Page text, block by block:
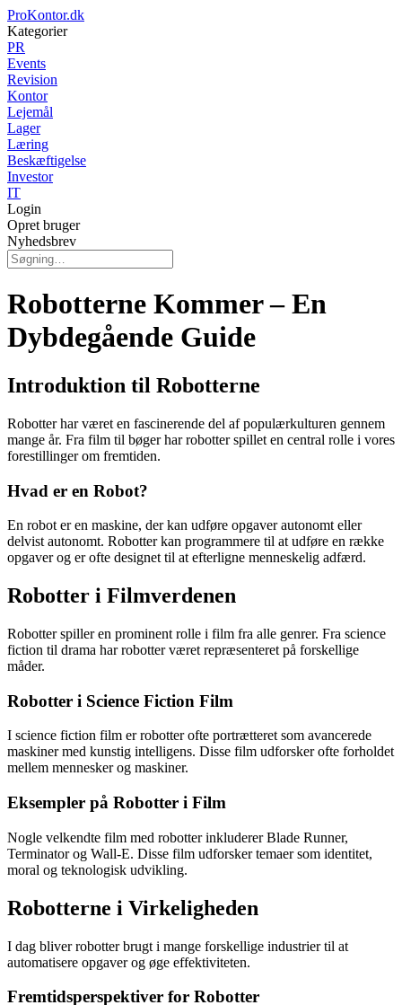
ProKontor.dk
Kategorier
PR
Events
Revision
Kontor
Lejemål
Lager
Læring
Beskæftigelse
Investor
IT
Login
Opret bruger
Nyhedsbrev
Robotterne Kommer – En
Dybdegående Guide
Introduktion til Robotterne
Robotter har været en fascinerende del af populærkulturen gennem
mange år. Fra film til bøger har robotter spillet en central rolle i vores
forestillinger om fremtiden.
Hvad er en Robot?
En robot er en maskine, der kan udføre opgaver autonomt eller
delvist autonomt. Robotter kan programmere til at udføre en række
opgaver og er ofte designet til at efterligne menneskelig adfærd.
Robotter i Filmverdenen
Robotter spiller en prominent rolle i film fra alle genrer. Fra science
fiction til drama har robotter været repræsenteret på forskellige
måder.
Robotter i Science Fiction Film
I science fiction film er robotter ofte portrætteret som avancerede
maskiner med kunstig intelligens. Disse film udforsker ofte forholdet
mellem mennesker og maskiner.
Eksempler på Robotter i Film
Nogle velkendte film med robotter inkluderer Blade Runner,
Terminator og Wall-E. Disse film udforsker temaer som identitet,
moral og teknologisk udvikling.
Robotterne i Virkeligheden
I dag bliver robotter brugt i mange forskellige industrier til at
automatisere opgaver og øge effektiviteten.
Fremtidsperspektiver for Robotter